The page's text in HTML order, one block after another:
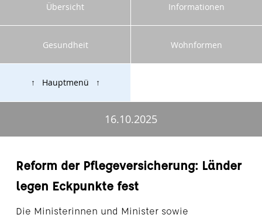
Übersicht Informationen
Gesundheit Wohnformen
↑ Hauptmenü ↑
16.10.2025
Reform der Pflegeversicherung: Länder
legen Eckpunkte fest
Die Ministerinnen und Minister sowie